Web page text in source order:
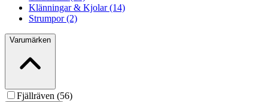
Klänningar & Kjolar (14)
Strumpor (2)
Varumärken
Fjällräven (56)